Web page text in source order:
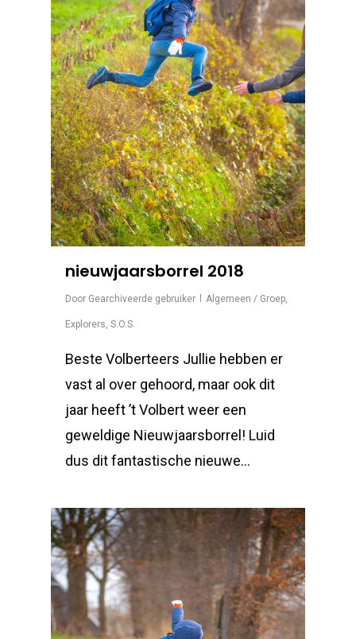
nieuwjaarsborrel 2018
Door Gearchiveerde gebruiker Algemeen / Groep,
Explorers, S.O.S.
Beste Volberteers Jullie hebben er
vast al over gehoord, maar ook dit
jaar heeft ’t Volbert weer een
geweldige Nieuwjaarsborrel! Luid
dus dit fantastische nieuwe…